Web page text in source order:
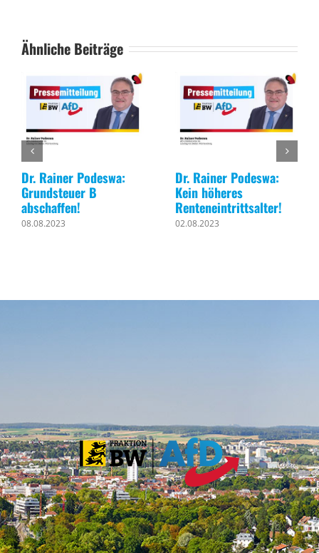
Ähnliche Beiträge
Dr. Rainer Podeswa:
Grundsteuer B
abschaffen!
08.08.2023
Dr. Rainer Podeswa:
Kein höheres
Renteneintrittsalter!
02.08.2023